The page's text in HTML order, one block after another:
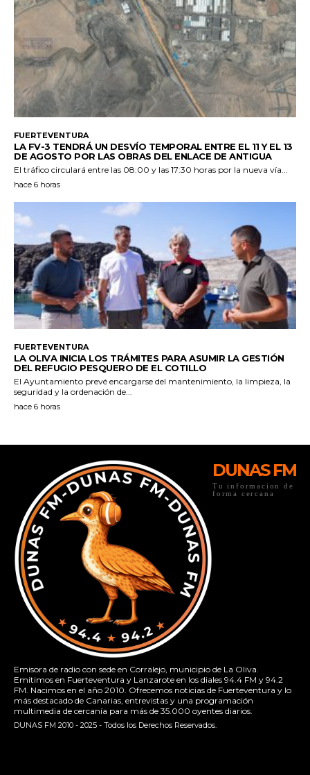
DUNAS FM
Tu informacion de
forma cercana
Emisora de radio con sede en Corralejo, municipio de La Oliva.
Emitimos en Fuerteventura y Lanzarote en los diales 94.4 FM y 94.2
FM. Nacimos en el año 2010. Ofrecemos noticias de Fuerteventura y lo
más destacado de Canarias, entrevistas y una programación
multimedia de cercanía para más de 35.000 oyentes diarios.
DUNAS FM 2010 - 2025 - Todos los Derechos Reservados.